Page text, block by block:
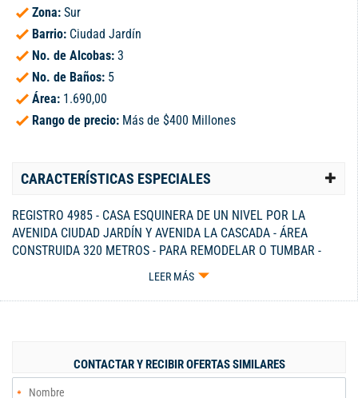
Zona: Sur
Barrio: Ciudad Jardín
No. de Alcobas: 3
No. de Baños: 5
Área: 1.690,00
Rango de precio: Más de $400 Millones
CARACTERÍSTICAS ESPECIALES
REGISTRO 4985 - CASA ESQUINERA DE UN NIVEL POR LA
AVENIDA CIUDAD JARDÍN Y AVENIDA LA CASCADA - ÁREA
CONSTRUIDA 320 METROS - PARA REMODELAR O TUMBAR -
CONSTA DE HALL, SALA, COMEDOR, COCINA, HALL ALCOBAS, 3
300-3229115.
LEER MÁS
CONTACTAR Y RECIBIR OFERTAS SIMILARES